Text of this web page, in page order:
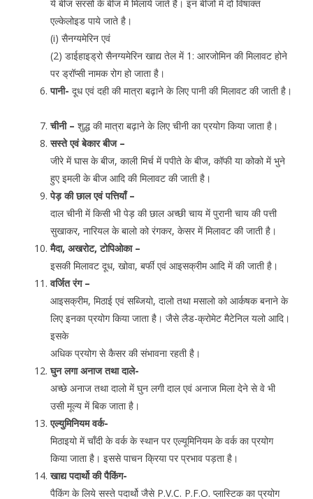
ये बीज सरसो के बीज में मिलाये जाते है। इन बीजो में दो विषाक्त
एल्केलोइड पाये जाते है।
(i) सैनग्यमेरिन एवं
(2) डाईहाइड्रो सैनग्यमेरिन खाद्य तेल में 1: आरजोमिन की मिलावट होने
पर ड्रॉप्सी नामक रोग हो जाता है।
पानी- दूध एवं दही की मात्रा बढ़ाने के लिए पानी की मिलावट की जाती है।
चीनी – शुद्ध की मात्रा बढ़ाने के लिए चीनी का प्रयोग किया जाता है।
सस्ते एवं बेकार बीज –
जीरे में घास के बीज, काली मिर्च में पपीते के बीज, कॉफी या कोको में भुने
हुए इमली के बीज आदि की मिलावट की जाती है।
पेड़ की छाल एवं पत्तियाँ –
दाल चीनी में किसी भी पेड़ की छाल अच्छी चाय में पुरानी चाय की पत्ती
सुखाकर, नारियल के बालो को रंगकर, केसर में मिलावट की जाती है।
मैदा, अखरोट, टोपिओका –
इसकी मिलावट दूध, खोवा, बर्फी एवं आइसक्रीम आदि में की जाती है।
वर्जित रंग –
आइसक्रीम, मिठाई एवं सब्जियो, दालो तथा मसालो को आर्कषक बनाने के
लिए इनका प्रयोग किया जाता है। जैसे लैड-क्रोमेट मैटेनिल यलो आदि।
इसके
अधिक प्रयोग से कैसर की संभावना रहती है।
घुन लगा अनाज तथा दाले-
अच्छे अनाज तथा दालो में घुन लगी दाल एवं अनाज मिला देने से वे भी
उसी मूल्य में बिक जाता है।
एल्युमिनियम वर्क-
मिठाइयो में चाँदी के वर्क के स्थान पर एल्यूमिनियम के वर्क का प्रयोग
किया जाता है। इससे पाचन क्रिया पर प्रभाव पड़ता है।
खाद्य पदार्थो की पैकिंग-
पैकिंग के लिये सस्ते पदार्थो जैसे P.V.C. P.F.O. प्लास्टिक का प्रयोग